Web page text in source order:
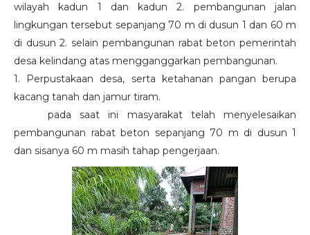
wilayah kadun 1 dan kadun 2. pembangunan jalan
lingkungan tersebut sepanjang 70 m di dusun 1 dan 60 m
di dusun 2. selain pembangunan rabat beton pemerintah
desa kelindang atas mengganggarkan pembangunan.
1. Perpustakaan desa, serta ketahanan pangan berupa
kacang tanah dan jamur tiram.
pada saat ini masyarakat telah menyelesaikan
pembangunan rabat beton sepanjang 70 m di dusun 1
dan sisanya 60 m masih tahap pengerjaan.